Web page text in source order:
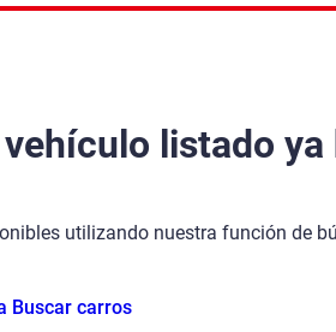
listado ya
utilizando nuestra función de
Buscar carros